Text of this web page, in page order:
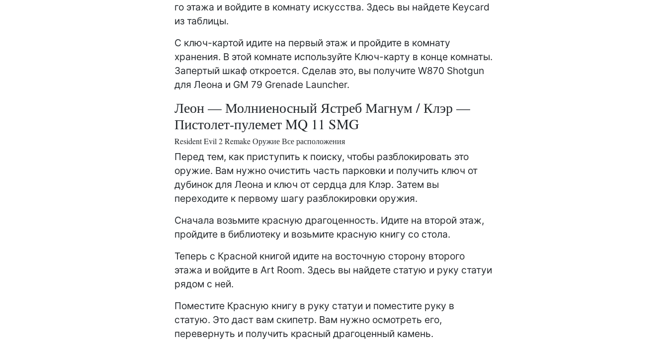
го этажа и войдите в комнату искусства. Здесь вы найдете Keycard
из таблицы.
С ключ-картой идите на первый этаж и пройдите в комнату
хранения. В этой комнате используйте Ключ-карту в конце комнаты.
Запертый шкаф откроется. Сделав это, вы получите W870 Shotgun
для Леона и GM 79 Grenade Launcher.
Леон — Молниеносный Ястреб Магнум / Клэр —
Пистолет-пулемет MQ 11 SMG
Resident Evil 2 Remake Оружие Все расположения
Перед тем, как приступить к поиску, чтобы разблокировать это
оружие. Вам нужно очистить часть парковки и получить ключ от
дубинок для Леона и ключ от сердца для Клэр. Затем вы
переходите к первому шагу разблокировки оружия.
Сначала возьмите красную драгоценность. Идите на второй этаж,
пройдите в библиотеку и возьмите красную книгу со стола.
Теперь с Красной книгой идите на восточную сторону второго
этажа и войдите в Art Room. Здесь вы найдете статую и руку статуи
рядом с ней.
Поместите Красную книгу в руку статуи и поместите руку в
статую. Это даст вам скипетр. Вам нужно осмотреть его,
перевернуть и получить красный драгоценный камень.